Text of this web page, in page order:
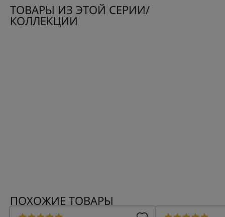
ТОВАРЫ ИЗ ЭТОЙ СЕРИИ/
КОЛЛЕКЦИИ
ПОХОЖИЕ ТОВАРЫ